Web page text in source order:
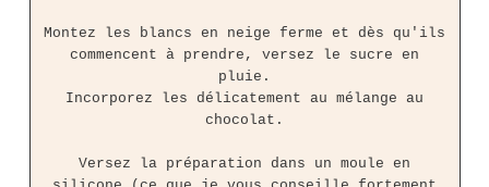
Montez les blancs en neige ferme et dès qu'ils
commencent à prendre, versez le sucre en
pluie.
Incorporez les délicatement au mélange au
chocolat.
Versez la préparation dans un moule en